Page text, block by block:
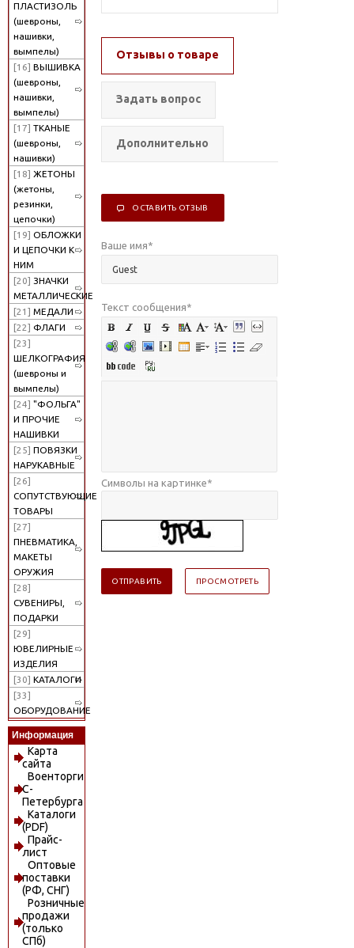
ПЛАСТИЗОЛЬ
(шевроны,
нашивки,
вымпелы)
[16] ВЫШИВКА
(шевроны,
нашивки,
вымпелы)
[17] ТКАНЫЕ
(шевроны,
нашивки)
[18] ЖЕТОНЫ
(жетоны,
резинки,
цепочки)
[19] ОБЛОЖКИ
И ЦЕПОЧКИ К
НИМ
[20] ЗНАЧКИ
МЕТАЛЛИЧЕСКИЕ
[21] МЕДАЛИ
[22] ФЛАГИ
[23]
ШЕЛКОГРАФИЯ
(шевроны и
вымпелы)
[24] "ФОЛЬГА"
И ПРОЧИЕ
НАШИВКИ
[25] ПОВЯЗКИ
НАРУКАВНЫЕ
[26]
СОПУТСТВУЮЩИЕ
ТОВАРЫ
[27]
ПНЕВМАТИКА,
МАКЕТЫ
ОРУЖИЯ
[28]
СУВЕНИРЫ,
ПОДАРКИ
[29]
ЮВЕЛИРНЫЕ
ИЗДЕЛИЯ
[30] КАТАЛОГИ
[33]
ОБОРУДОВАНИЕ
Информация
Карта
сайта
Военторги
С-
Петербурга
Каталоги
(PDF)
Прайс-
лист
Оптовые
поставки
(РФ, СНГ)
Розничные
продажи
(только
СПб)
Отзывы о товаре
Задать вопрос
Дополнительно
ОСТАВИТЬ ОТЗЫВ
Ваше имя*
Текст сообщения*
Символы на картинке*